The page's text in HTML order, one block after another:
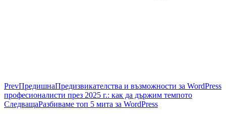
PrevПредишнаПредизвикателства и възможности за WordPress
професионалисти през 2025 г.: как да държим темпото
СледващаРазбиваме топ 5 мита за WordPress